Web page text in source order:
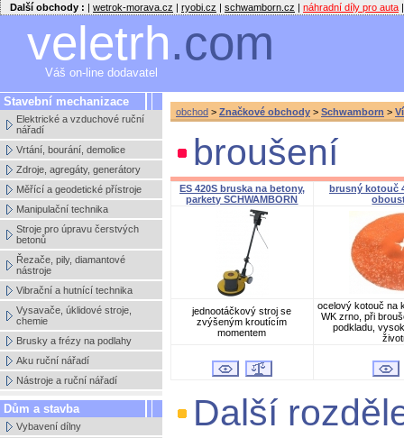
Další obchody : | wetrok-morava.cz | ryobi.cz | schwamborn.cz | náhradní díly pro auta |
veletrh.com
Váš on-line dodavatel
Stavební mechanizace
Elektrické a vzduchové ruční
nářadí
Vrtání, bourání, demolice
Zdroje, agregáty, generátory
Měřící a geodetické přístroje
Manipulační technika
Stroje pro úpravu čerstvých
betonů
Řezače, pily, diamantové
nástroje
Vibrační a hutnící technika
Vysavače, úklidové stroje,
chemie
Brusky a frézy na podlahy
Aku ruční nářadí
Nástroje a ruční nářadí
Dům a stavba
Vybavení dílny
obchod > Značkové obchody > Schwamborn >
broušení
ES 420S bruska na betony,
parkety SCHWAMBORN
brusný kotouč
jednootáčkový stroj se
zvýšeným kroutícím
momentem
ocelový kotouč na
WK zrno, při
podkladu,
Další